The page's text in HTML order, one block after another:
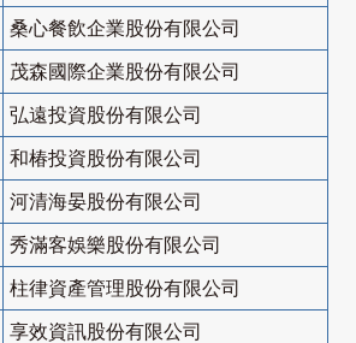
桑心餐飲企業股份有限公司
茂森國際企業股份有限公司
弘遠投資股份有限公司
和椿投資股份有限公司
河清海晏股份有限公司
秀滿客娛樂股份有限公司
柱律資產管理股份有限公司
享效資訊股份有限公司